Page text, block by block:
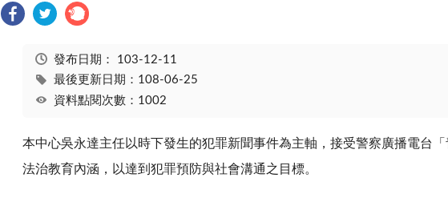
發布日期： 103-12-11
最後更新日期：108-06-25
資料點閱次數：1002
本中心吳永達主任以時下發生的犯罪新聞事件為主軸，接受警察廣播電台
法治教育內涵，以達到犯罪預防與社會溝通之目標。